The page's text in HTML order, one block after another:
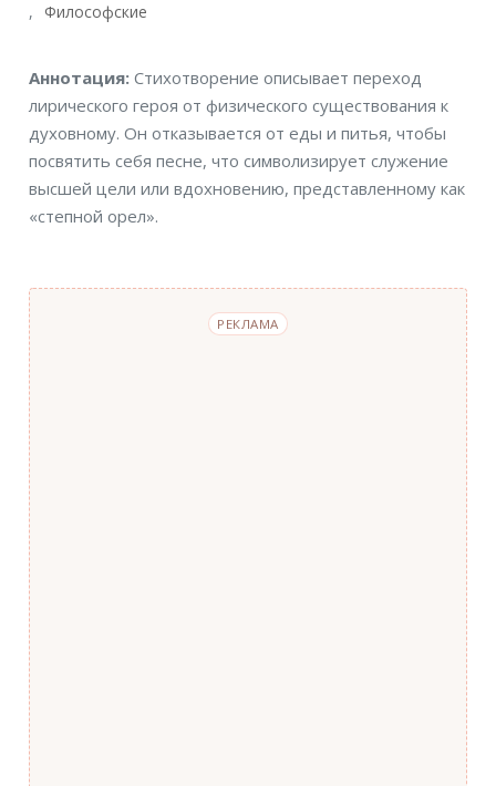
Философские
Аннотация
Аннотация:Стихотворение описывает переход
лирического героя от физического существования к
духовному. Он отказывается от еды и питья, чтобы
посвятить себя песне, что символизирует служение
высшей цели или вдохновению, представленному как
«степной орел».
РЕКЛАМА